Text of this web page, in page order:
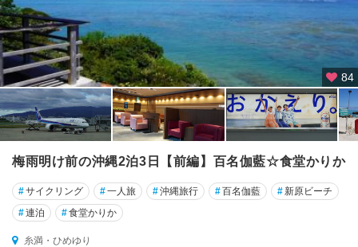
84
梅雨明け前の沖縄2泊3日【前編】百名伽藍☆食堂かりか
#サイクリング #一人旅 #沖縄旅行 #百名伽藍 #新原ビーチ
#連泊 #食堂かりか
糸満・ひめゆり